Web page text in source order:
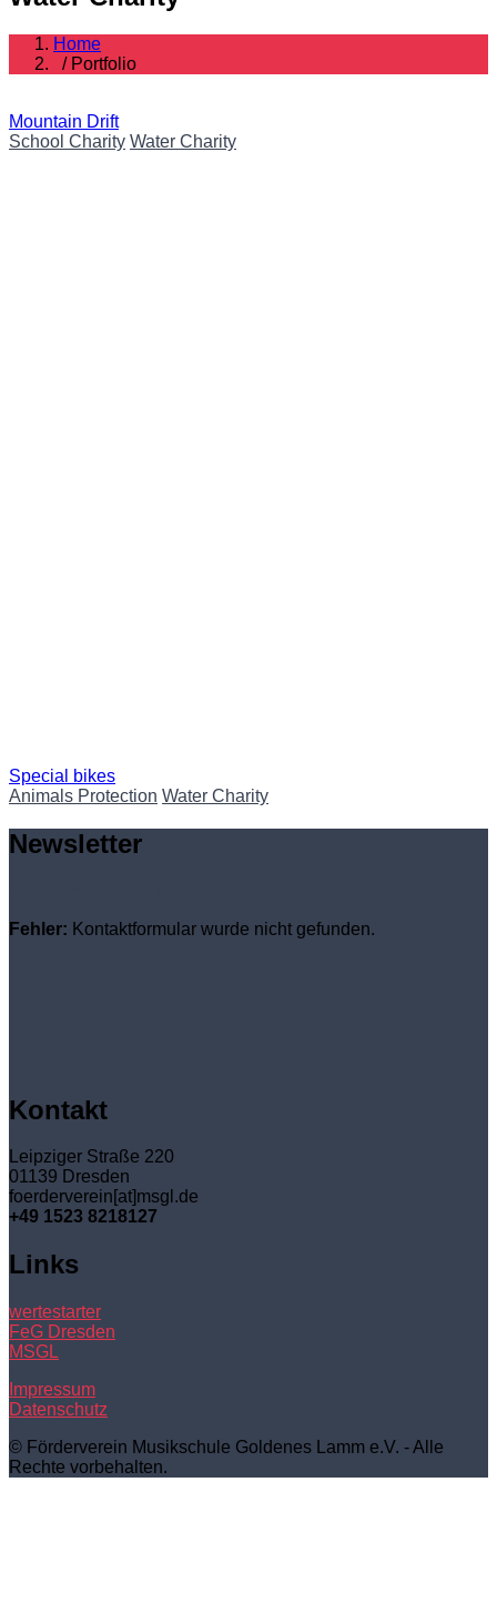
Home
/ Portfolio
Mountain Drift
School Charity Water Charity
Special bikes
Animals Protection Water Charity
Newsletter
Fehler: Kontaktformular wurde nicht gefunden.
Kontakt
Leipziger Straße 220
01139 Dresden
foerderverein[at]msgl.de
+49 1523 8218127
Links
wertestarter
FeG Dresden
MSGL
Impressum
Datenschutz
© Förderverein Musikschule Goldenes Lamm e.V. - Alle
Rechte vorbehalten.